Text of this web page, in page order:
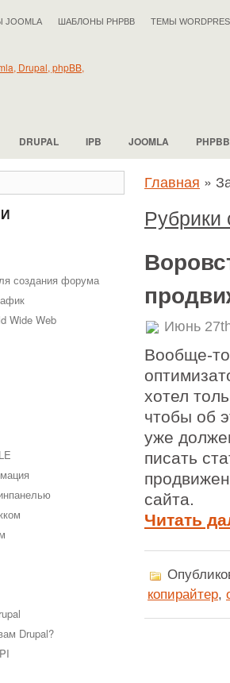
ШАБЛОНЫ PHPBB ТЕМЫ
DRUPAL IPB JOOMLA PHPBB
создания форума
Wide Web
Drupal?
Главная »
Рубрики
Июнь
Вообще-то
хотел
чтобы об
уже
писать
сайта.
Читать
копирайтер,